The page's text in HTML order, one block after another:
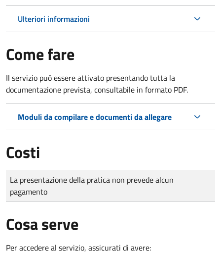
Ulteriori informazioni
Come fare
Il servizio può essere attivato presentando tutta la
documentazione prevista, consultabile in formato PDF.
Moduli da compilare e documenti da allegare
Costi
Tipo di pagamento
Importo
La presentazione della pratica non prevede alcun
pagamento
Cosa serve
Per accedere al servizio, assicurati di avere: